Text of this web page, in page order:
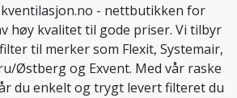
- nettbutikken for
høy kvalitet til gode priser. Vi tilbyr
til merker som Flexit, Systemair,
Østberg og Exvent. Med vår raske
du enkelt og trygt levert filteret du